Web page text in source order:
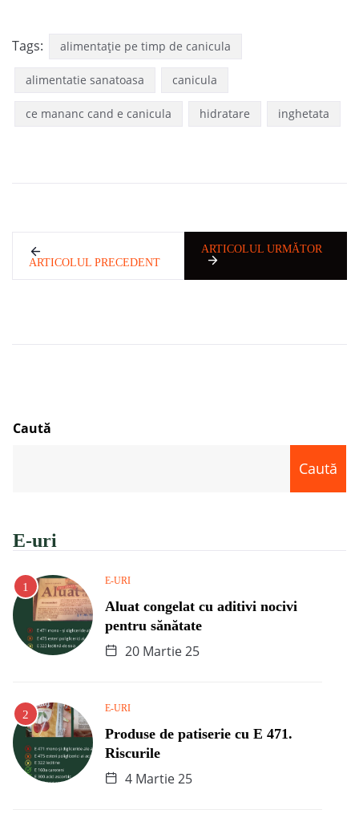
Tags: alimentație pe timp de canicula
alimentatie sanatoasa canicula
ce mananc cand e canicula hidratare inghetata
ARTICOLUL PRECEDENT
ARTICOLUL URMĂTOR
Caută
Caută
E-uri
E-URI
Aluat congelat cu aditivi nocivi
pentru sănătate
20 Martie 25
E-URI
Produse de patiserie cu E 471.
Riscurile
4 Martie 25